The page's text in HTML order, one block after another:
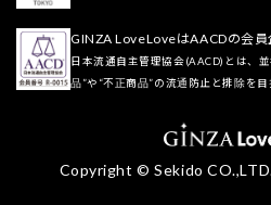
GINZA LoveLoveはAACDの会員
日本流通自主管理協会(AACD)とは、
品”や“不正商品”の流通防止と排除を目
Copyright © Sekido